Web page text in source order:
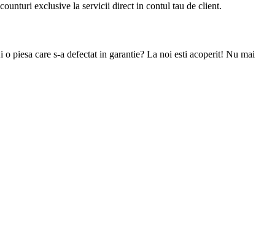
exclusive la servicii direct in contul tau de client.
piesa care s-a defectat in garantie? La noi esti acoperit! Nu mai